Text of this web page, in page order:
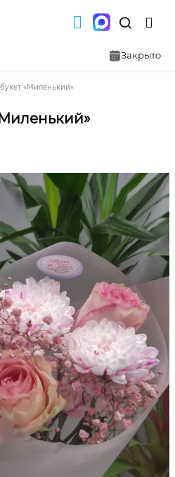
Закрыто
«Миленький»